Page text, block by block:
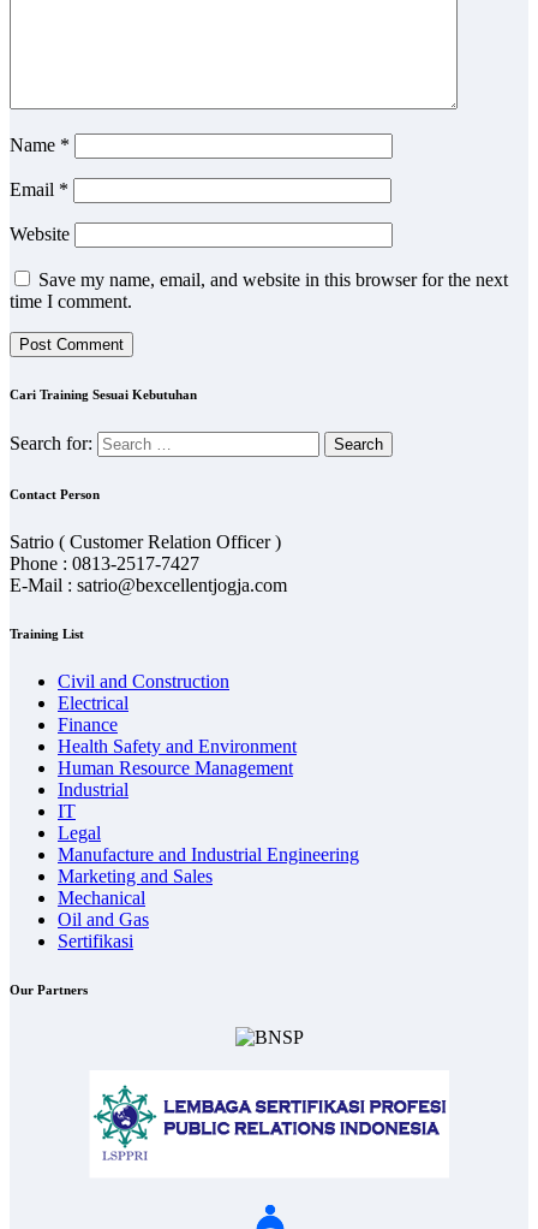
Name *
Email *
Website
Save my name, email, and website in this browser for the next
time I comment.
Cari Training Sesuai Kebutuhan
Search for:
Contact Person
Satrio ( Customer Relation Officer )
Phone : 0813-2517-7427
E-Mail : satrio@bexcellentjogja.com
Training List
Civil and Construction
Electrical
Finance
Health Safety and Environment
Human Resource Management
Industrial
IT
Legal
Manufacture and Industrial Engineering
Marketing and Sales
Mechanical
Oil and Gas
Sertifikasi
Our Partners